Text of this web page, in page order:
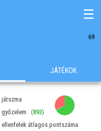
69
☰
JÁTÉKOK
játszma
győzelem (893)
ellenfelek átlagos pontszáma